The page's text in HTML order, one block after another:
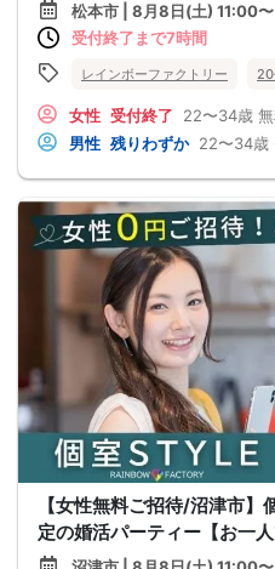
松本市 | 8月8日(土) 11:00〜
受付終了まで7時間
レインボーファクトリー 20
女性 受付終了 22〜34歳
男性 残りわずか 22〜34歳
【女性無料ご招待/沼津市
定の婚活パーティー【お一